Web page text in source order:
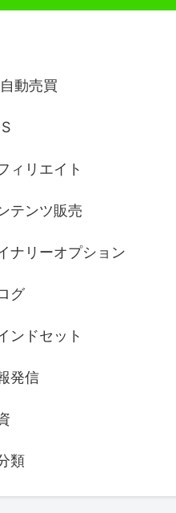
動売買
ィリエイト
テンツ販売
ナリーオプション
グ
ンドセット
発信
類